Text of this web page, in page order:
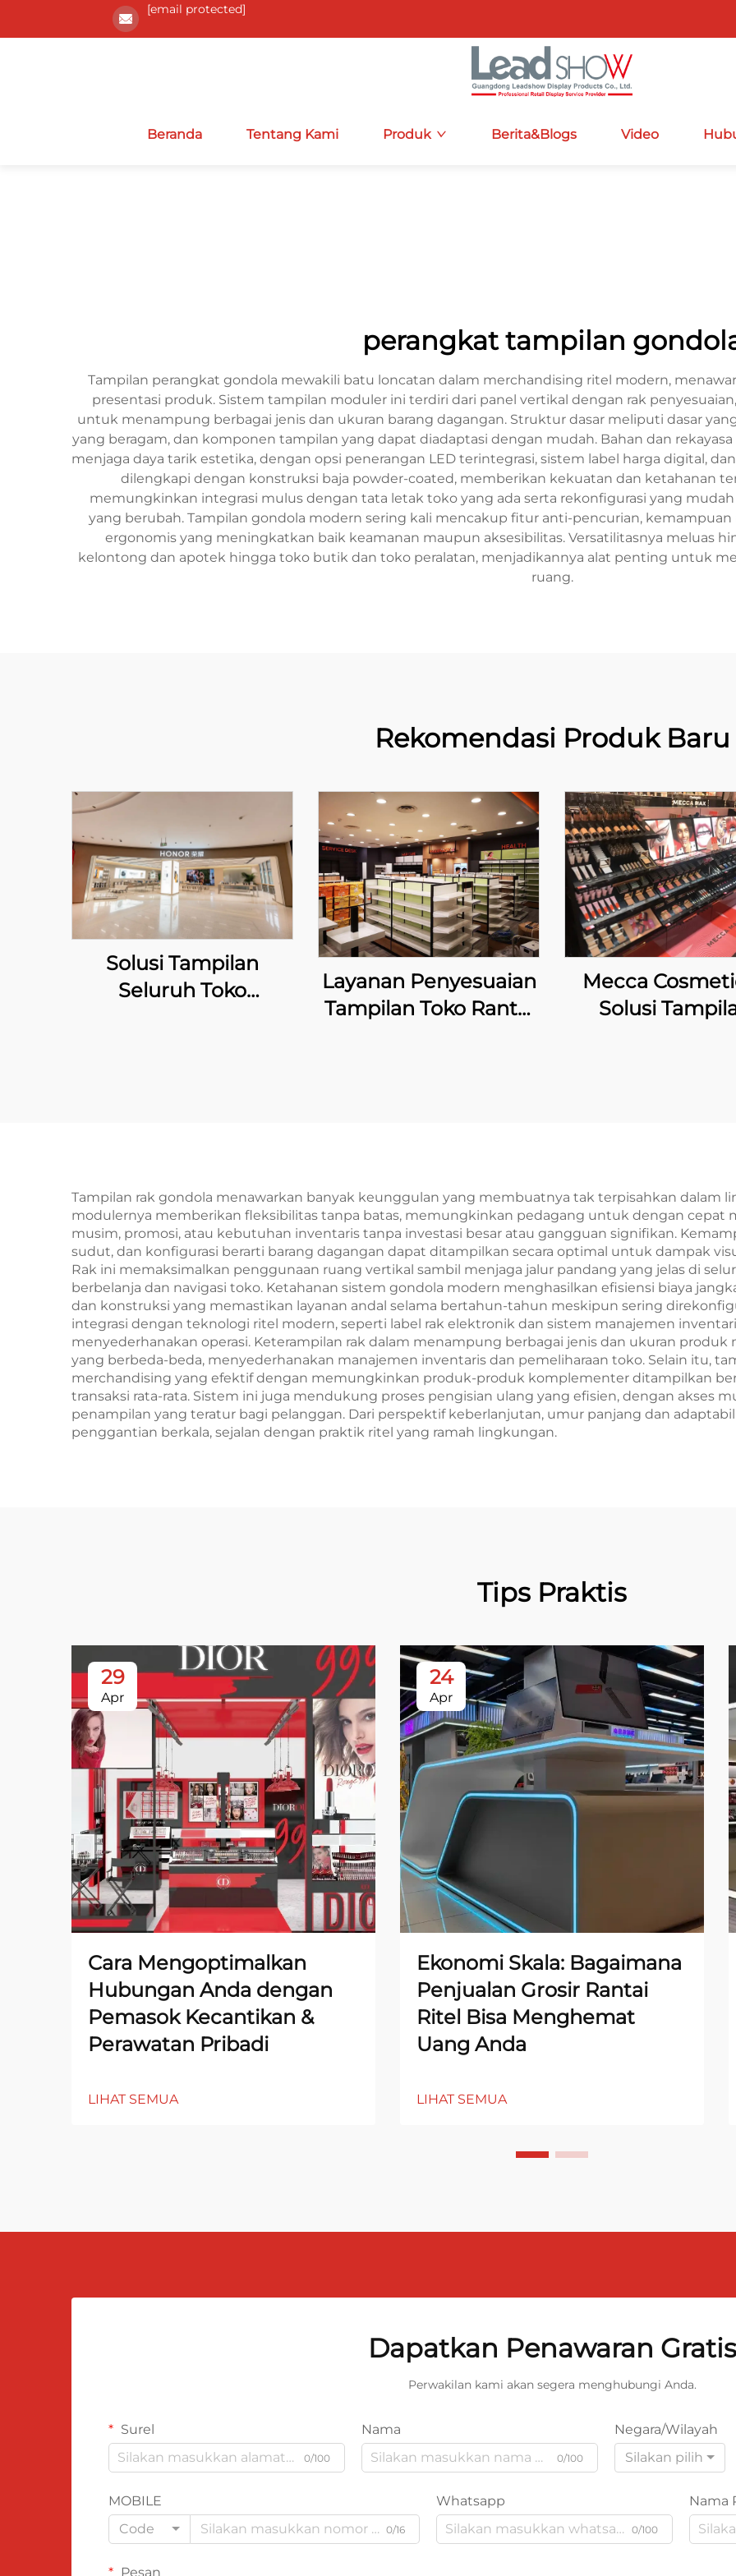
[email protected]
Beranda Tentang Kami Produk Berita&Blogs Video
perangkat tampilan
Tampilan perangkat gondola mewakili batu loncatan dalam merchandising ritel modern,
presentasi produk. Sistem tampilan moduler ini terdiri dari panel vertikal dengan rak
untuk menampung berbagai jenis dan ukuran barang dagangan. Struktur dasar meliputi dasar
yang beragam, dan komponen tampilan yang dapat diadaptasi dengan mudah. Bahan dan
menjaga daya tarik estetika, dengan opsi penerangan LED terintegrasi, sistem label harga digital,
dilengkapi dengan konstruksi baja powder-coated, memberikan kekuatan dan ketahanan
memungkinkan integrasi mulus dengan tata letak toko yang ada serta rekonfigurasi yang
yang berubah. Tampilan gondola modern sering kali mencakup fitur anti-pencurian,
ergonomis yang meningkatkan baik keamanan maupun aksesibilitas. Versatilitasnya meluas
kelontong dan apotek hingga toko butik dan toko peralatan, menjadikannya alat penting untuk
ruang.
Rekomendasi Produk Baru
Solusi Tampilan
Seluruh Toko
Layanan Penyesuaian
Tampilan Toko Rantai
Mecca
Solusi
Tampilan rak gondola menawarkan banyak keunggulan yang membuatnya tak terpisahkan dalam
modulernya memberikan fleksibilitas tanpa batas, memungkinkan pedagang untuk dengan cepat
musim, promosi, atau kebutuhan inventaris tanpa investasi besar atau gangguan signifikan.
sudut, dan konfigurasi berarti barang dagangan dapat ditampilkan secara optimal untuk dampak
Rak ini memaksimalkan penggunaan ruang vertikal sambil menjaga jalur pandang yang jelas di
berbelanja dan navigasi toko. Ketahanan sistem gondola modern menghasilkan efisiensi biaya
dan konstruksi yang memastikan layanan andal selama bertahun-tahun meskipun sering
integrasi dengan teknologi ritel modern, seperti label rak elektronik dan sistem manajemen
menyederhanakan operasi. Keterampilan rak dalam menampung berbagai jenis dan ukuran
yang berbeda-beda, menyederhanakan manajemen inventaris dan pemeliharaan toko. Selain itu,
merchandising yang efektif dengan memungkinkan produk-produk komplementer ditampilkan
transaksi rata-rata. Sistem ini juga mendukung proses pengisian ulang yang efisien, dengan akses
penampilan yang teratur bagi pelanggan. Dari perspektif keberlanjutan, umur panjang dan
penggantian berkala, sejalan dengan praktik ritel yang ramah lingkungan.
Tips Praktis
29
Apr
Cara Mengoptimalkan
Hubungan Anda dengan
Pemasok Kecantikan &
Perawatan Pribadi
LIHAT SEMUA
24
Apr
Ekonomi Skala: Bagaimana
Penjualan Grosir Rantai
Ritel Bisa Menghemat
Uang Anda
LIHAT SEMUA
Dapatkan Penawaran Gratis
Perwakilan kami akan segera menghubungi Anda.
Surel
0/100
Nama
0/100
Negara/Wilayah
Silakan pilih
MOBILE
Code
0/16
Whatsapp
0/100
Nama
Pesan